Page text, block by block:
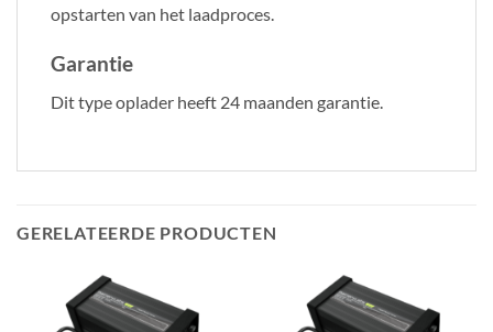
opstarten van het laadproces.
Garantie
Dit type oplader heeft 24 maanden garantie.
GERELATEERDE PRODUCTEN